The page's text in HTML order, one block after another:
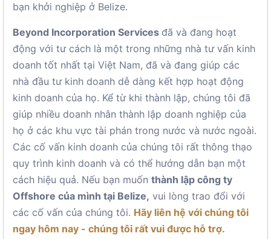
bạn khởi nghiệp ở Belize.
Beyond Incorporation Services đã và đang hoạt
động với tư cách là một trong những nhà tư vấn kinh
doanh tốt nhất tại Việt Nam, đã và đang giúp các
nhà đầu tư kinh doanh dễ dàng kết hợp hoạt động
kinh doanh của họ. Kể từ khi thành lập, chúng tôi đã
giúp nhiều doanh nhân thành lập doanh nghiệp của
họ ở các khu vực tài phán trong nước và nước ngoài.
Các cố vấn kinh doanh của chúng tôi rất thông thạo
quy trình kinh doanh và có thể hướng dẫn bạn một
cách hiệu quả. Nếu bạn muốn thành lập công ty
Offshore của mình tại Belize, vui lòng trao đổi với
các cố vấn của chúng tôi. Hãy liên hệ với chúng tôi
ngay hôm nay - chúng tôi rất vui được hỗ trợ.